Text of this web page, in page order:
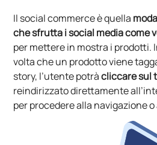
Il social commerce è quella
che sfrutta i social media come
per mettere in mostra i prodotti.
volta che un prodotto viene
story, l’utente potràcliccare sul
reindirizzato direttamente
per procedere alla navigazione o